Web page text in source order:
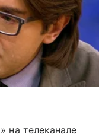
» на телеканале